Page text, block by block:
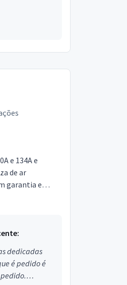
e 134A e
de ar
garantia e
dedicadas
é pedido é